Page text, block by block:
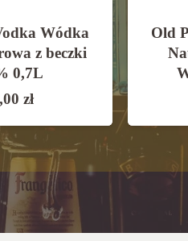
Wódka
z beczki
0,7L
zł
Old